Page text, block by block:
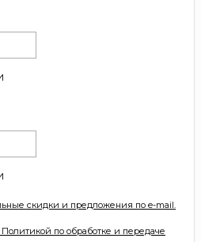
скидки и предложения по e-mail.
по обработке и передаче